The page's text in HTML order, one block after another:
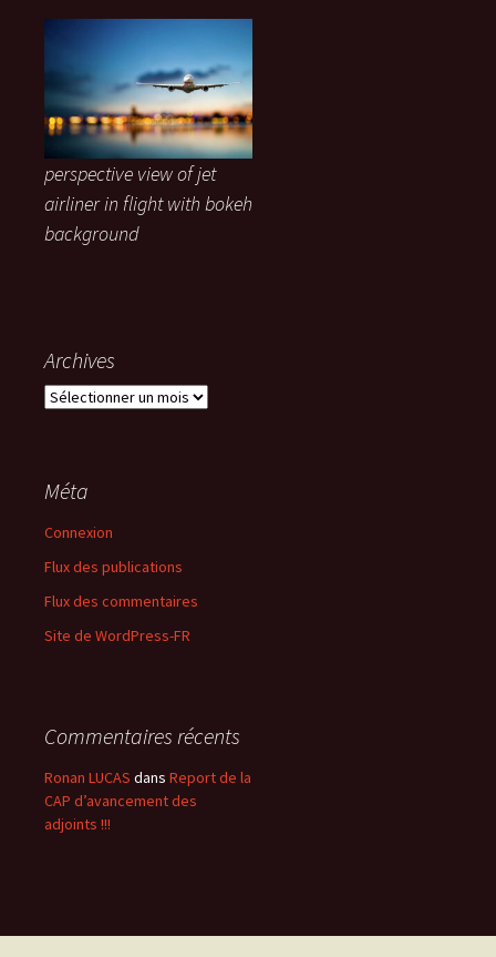
perspective view of jet
airliner in flight with bokeh
background
Archives
Archives
Méta
Connexion
Flux des publications
Flux des commentaires
Site de WordPress-FR
Commentaires récents
Ronan LUCAS dans Report de la
CAP d’avancement des
adjoints !!!